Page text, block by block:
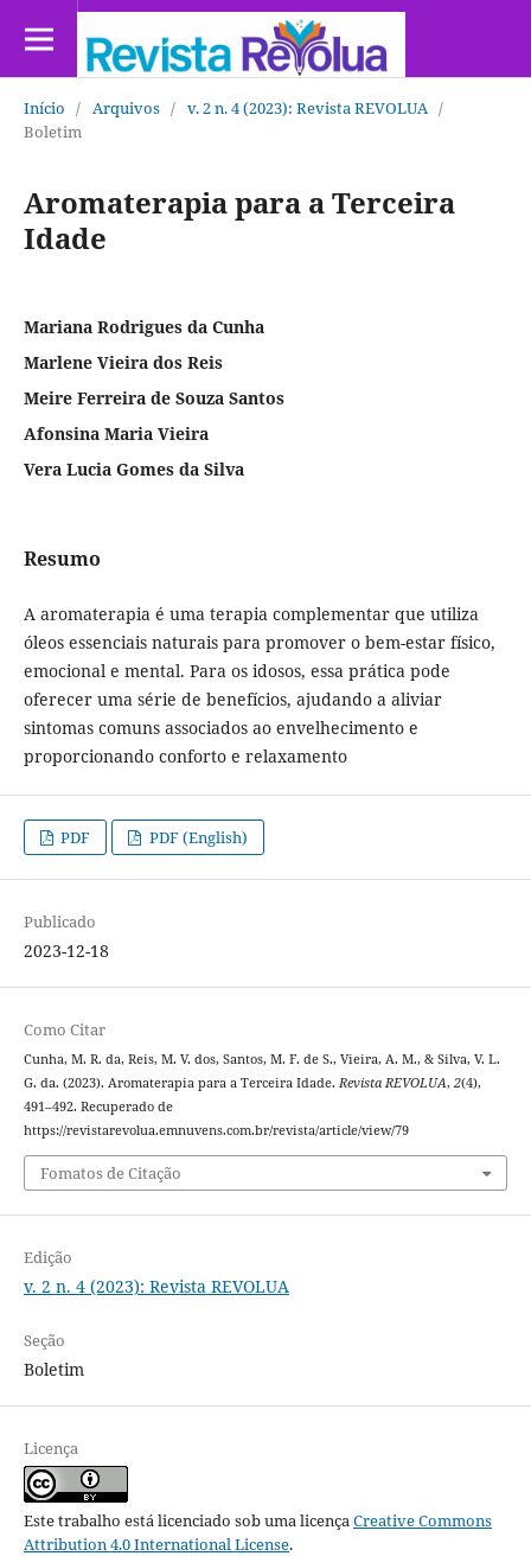
Início / Arquivos / v. 2 n. 4 (2023): Revista REVOLUA /
Boletim
Aromaterapia para a Terceira
Idade
Mariana Rodrigues da Cunha
Marlene Vieira dos Reis
Meire Ferreira de Souza Santos
Afonsina Maria Vieira
Vera Lucia Gomes da Silva
Resumo
A aromaterapia é uma terapia complementar que utiliza
óleos essenciais naturais para promover o bem-estar físico,
emocional e mental. Para os idosos, essa prática pode
oferecer uma série de benefícios, ajudando a aliviar
sintomas comuns associados ao envelhecimento e
proporcionando conforto e relaxamento
PDF PDF (English)
Publicado
2023-12-18
Como Citar
Cunha, M. R. da, Reis, M. V. dos, Santos, M. F. de S., Vieira, A. M., & Silva, V. L.
G. da. (2023). Aromaterapia para a Terceira Idade. Revista REVOLUA, 2(4),
491–492. Recuperado de
https://revistarevolua.emnuvens.com.br/revista/article/view/79
Fomatos de Citação
Edição
v. 2 n. 4 (2023): Revista REVOLUA
Seção
Boletim
Licença
Este trabalho está licenciado sob uma licençaCreative Commons
Attribution 4.0 International License.